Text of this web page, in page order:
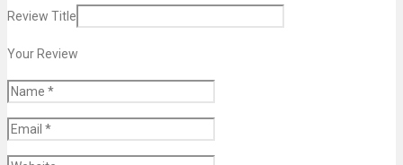
Review Title
Your Review